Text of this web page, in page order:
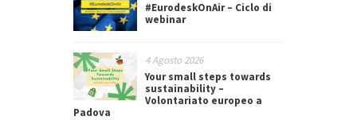
#EurodeskOnAir – Ciclo di
webinar
4 Agosto 2026
Your small steps towards
sustainability –
Volontariato europeo a
Padova